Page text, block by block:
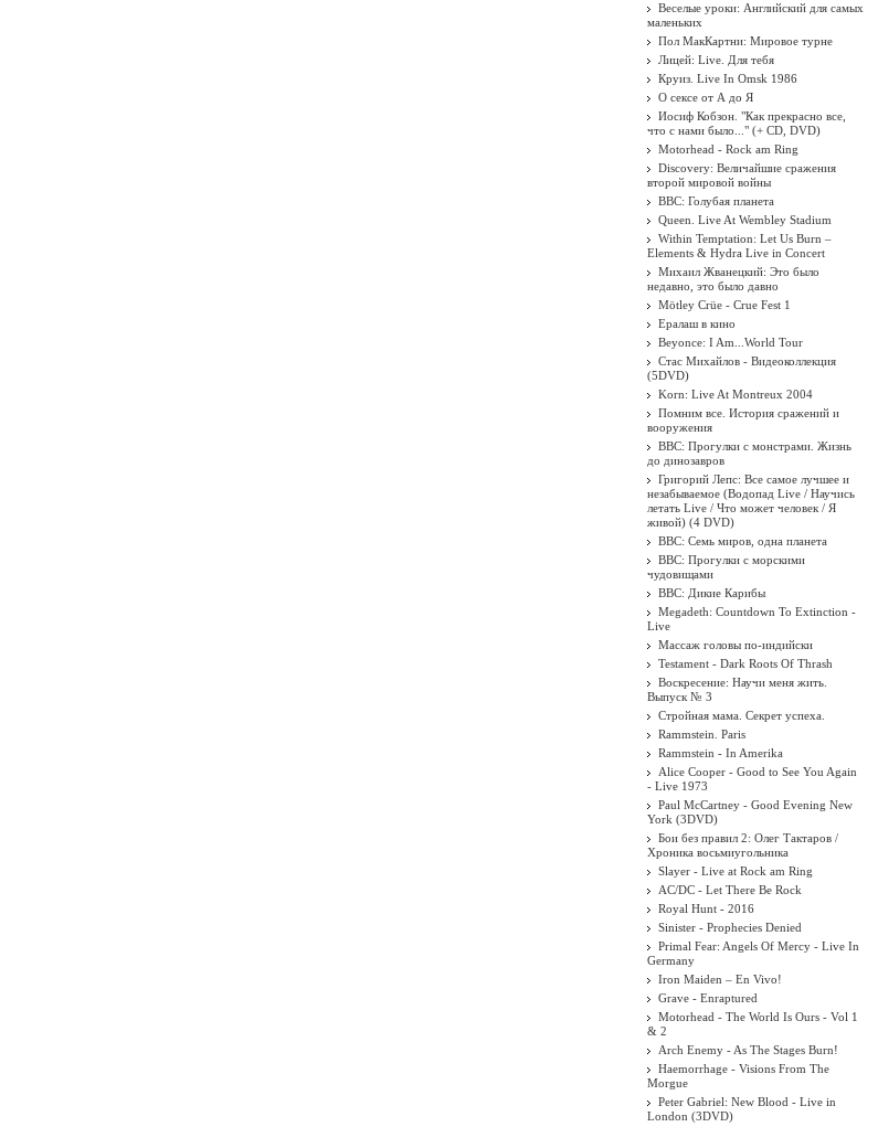
Веселые уроки: Английский для самых
маленьких
Пол МакКартни: Мировое турне
Лицей: Live. Для тебя
Круиз. Live In Omsk 1986
О сексе от А до Я
Иосиф Кобзон. "Как прекрасно все,
что с нами было..." (+ CD, DVD)
Motorhead - Rock am Ring
Discovery: Величайшие сражения
второй мировой войны
BBC: Голубая планета
Queen. Live At Wembley Stadium
Within Temptation: Let Us Burn –
Elements & Hydra Live in Concert
Михаил Жванецкий: Это было
недавно, это было давно
Mötley Crüe - Crue Fest 1
Ералаш в кино
Beyonce: I Am...World Tour
Стас Михайлов - Видеоколлекция
(5DVD)
Korn: Live At Montreux 2004
Помним все. История сражений и
вооружения
BBC: Прогулки с монстрами. Жизнь
до динозавров
Григорий Лепс: Все самое лучшее и
незабываемое (Водопад Live / Научись
летать Live / Что может человек / Я
живой) (4 DVD)
BBC: Семь миров, одна планета
BBC: Прогулки с морскими
чудовищами
BBC: Дикие Карибы
Megadeth: Countdown To Extinction -
Live
Массаж головы по-индийски
Testament - Dark Roots Of Thrash
Воскресение: Научи меня жить.
Выпуск № 3
Стройная мама. Секрет успеха.
Rammstein. Paris
Rammstein - In Amerika
Alice Cooper - Good to See You Again
- Live 1973
Paul McCartney - Good Evening New
York (3DVD)
Бои без правил 2: Олег Тактаров /
Хроника восьмиугольника
Slayer - Live at Rock am Ring
AC/DC - Let There Be Rock
Royal Hunt - 2016
Sinister - Prophecies Denied
Primal Fear: Angels Of Mercy - Live In
Germany
Iron Maiden ‎– En Vivo!
Grave - Enraptured
Motorhead - The World Is Ours - Vol 1
& 2
Arch Enemy - As The Stages Burn!
Haemorrhage - Visions From The
Morgue
Peter Gabriel: New Blood - Live in
London (3DVD)